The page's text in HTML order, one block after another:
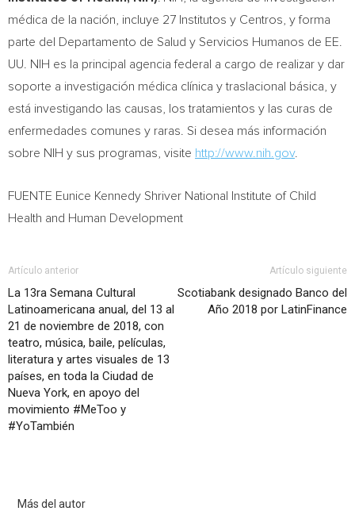
médica de la nación, incluye 27 Institutos y Centros, y forma
parte del Departamento de Salud y Servicios Humanos de EE.
UU. NIH es la principal agencia federal a cargo de realizar y dar
soporte a investigación médica clínica y traslacional básica, y
está investigando las causas, los tratamientos y las curas de
enfermedades comunes y raras. Si desea más información
sobre NIH y sus programas, visite http://www.nih.gov.
FUENTE Eunice Kennedy Shriver National Institute of Child
Health and Human Development
Artículo anterior
La 13ra Semana Cultural
Latinoamericana anual, del 13 al
21 de noviembre de 2018, con
teatro, música, baile, películas,
literatura y artes visuales de 13
países, en toda la Ciudad de
Nueva York, en apoyo del
movimiento #MeToo y
#YoTambién
Artículo siguiente
Scotiabank designado Banco del
Año 2018 por LatinFinance
Más del autor